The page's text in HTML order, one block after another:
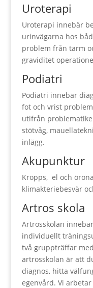
Uroterapi
Uroterapi innebär
urinvägarna hos
problem från tarm
graviditet
Podiatri
Podiatri innebär
fot och vrist
utifrån
stötvåg,
inlägg.
Akupunktur
Kropps, el och
klimakteriebesvär
Artros skola
Artrosskolan
individuellt
två gruppträffar
artrosskolan är att
diagnos, hitta
egenvård. Vi